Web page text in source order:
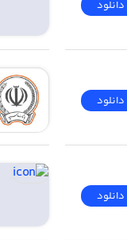
دانلود
دانلود
دانلود